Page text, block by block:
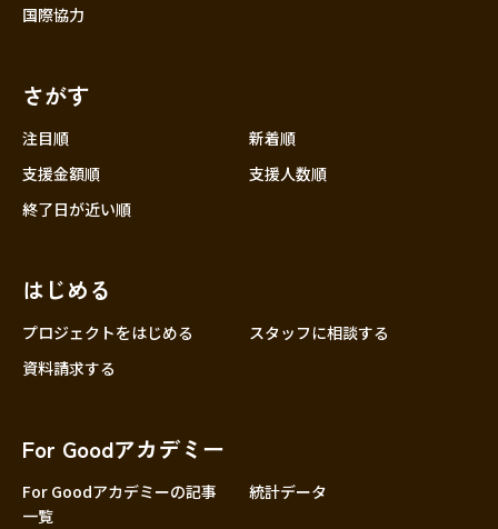
国際協力
さがす
注目順
新着順
支援金額順
支援人数順
終了日が近い順
はじめる
プロジェクトをはじめる
スタッフに相談する
資料請求する
For Goodアカデミー
For Goodアカデミーの記事
一覧
統計データ